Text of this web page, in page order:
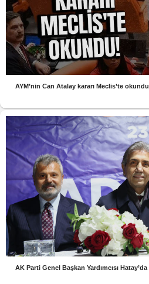
AYM’nin Can Atalay kararı Meclis’te okundu
AK Parti Genel Başkan Yardımcısı Hatay’da